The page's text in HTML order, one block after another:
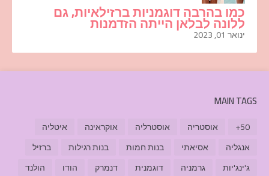
כמו בהרבה דוגמניות ברזילאיות, גם
ללונה לבלאן הייתה הזדמנות
ינואר 01, 2023
MAIN TAGS
50+ אוסטריה אוסטרליה אוקראינה
איטליה
אנגליה
אסיאתי בנות חמות בנות רגילות
ברזיל
ג'ינג'יות
גרמניה דוגמנית דנמרק הודו
הולנד